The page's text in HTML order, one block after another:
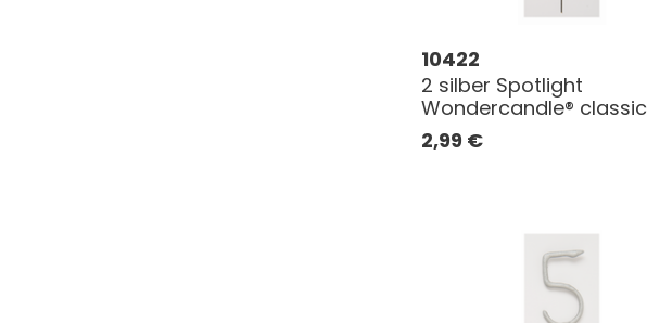
10422
2 silber Spotlight
Wondercandle® classic
2,99 €